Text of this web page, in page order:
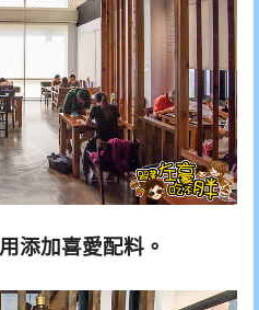
添加喜愛配料。